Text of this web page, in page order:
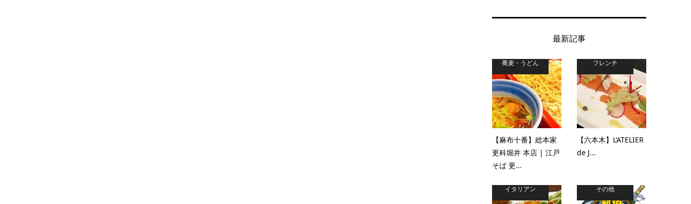
最新記事
蕎麦・うどん
【麻布十番】総本家
更科堀井 本店 | 江戸
そば 更...
フレンチ
【六本木】L’ATELIER
de J...
イタリアン その他